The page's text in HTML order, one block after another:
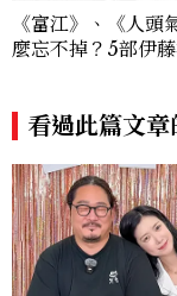
《富江》、《人頭
麼忘不掉？5部伊
看過此篇文